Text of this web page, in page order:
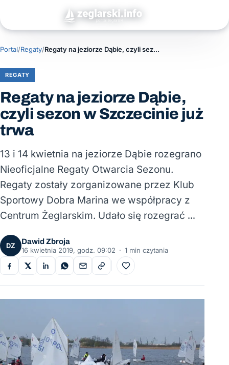
Portal/Regaty/ Regaty na jeziorze Dąbie, czyli sezon w Szczecinie już trwa
REGATY
Regaty na jeziorze Dąbie,
czyli sezon w Szczecinie już
trwa
13 i 14 kwietnia na jeziorze Dąbie rozegrano
Nieoficjalne Regaty Otwarcia Sezonu.
Regaty zostały zorganizowane przez Klub
Sportowy Dobra Marina we współpracy z
Centrum Żeglarskim. Udało się rozegrać …
DZ
Dawid Zbroja
16 kwietnia 2019, godz. 09:02 · 1 min czytania
Do ulubionych